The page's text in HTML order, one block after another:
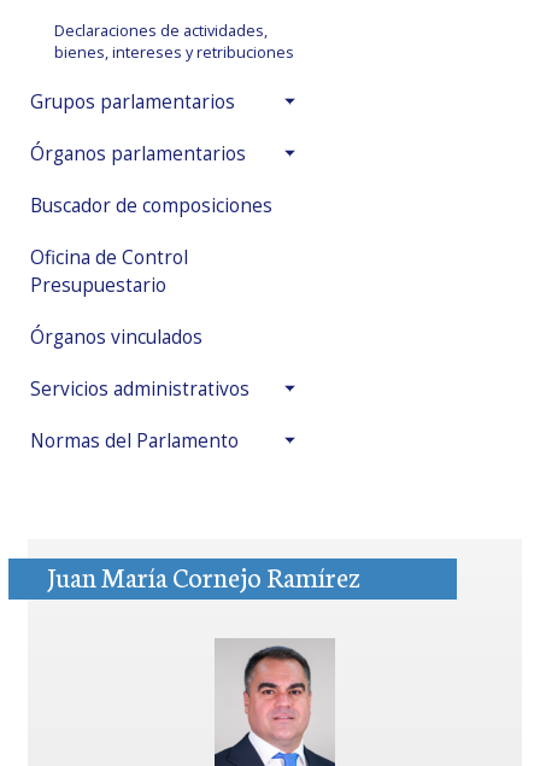
Declaraciones de actividades,
bienes, intereses y retribuciones
Grupos parlamentarios
Órganos parlamentarios
Buscador de composiciones
Oficina de Control
Presupuestario
Órganos vinculados
Servicios administrativos
Normas del Parlamento
Juan María Cornejo Ramírez